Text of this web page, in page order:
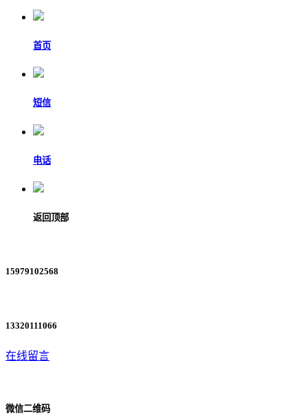
首页
短信
电话
返回顶部
15979102568
13320111066
在线留言
微信二维码